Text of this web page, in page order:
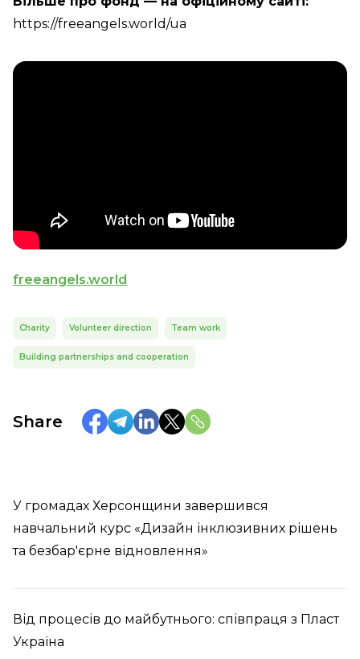
https://freeangels.world/ua
freeangels.world
Charity Volunteer direction Team work
Building partnerships and cooperation
Share
У громадах Херсонщини завершився
навчальний курс «Дизайн інклюзивних рішень
та безбар'єрне відновлення»
Від процесів до майбутнього: співпраця з Пласт
Україна